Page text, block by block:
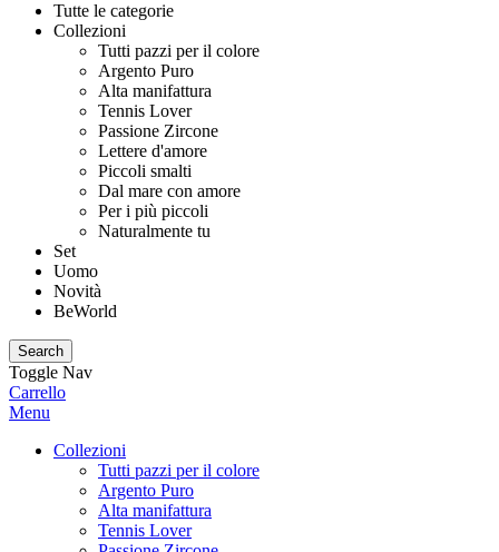
Tutte le categorie
Collezioni
Tutti pazzi per il colore
Argento Puro
Alta manifattura
Tennis Lover
Passione Zircone
Lettere d'amore
Piccoli smalti
Dal mare con amore
Per i più piccoli
Naturalmente tu
Set
Uomo
Novità
BeWorld
Search
Toggle Nav
Carrello
Menu
Collezioni
Tutti pazzi per il colore
Argento Puro
Alta manifattura
Tennis Lover